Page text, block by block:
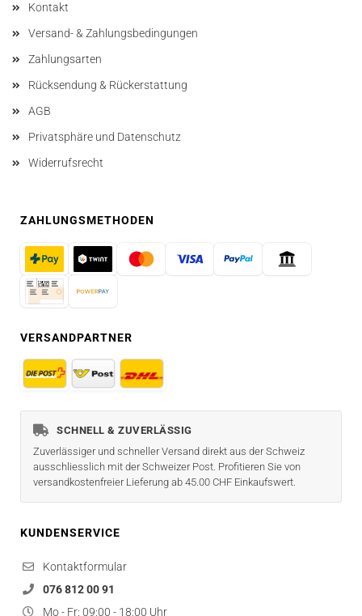
Kontakt
Versand- & Zahlungsbedingungen
Zahlungsarten
Rücksendung & Rückerstattung
AGB
Privatsphäre und Datenschutz
Widerrufsrecht
ZAHLUNGSMETHODEN
VERSANDPARTNER
SCHNELL & ZUVERLÄSSIG
Zuverlässiger und schneller Versand direkt aus der Schweiz
ausschliesslich mit der Schweizer Post. Profitieren Sie von
versandkostenfreier Lieferung ab 45.00 CHF Einkaufswert.
KUNDENSERVICE
Kontaktformular
076 812 00 91
Mo - Fr: 09:00 - 18:00 Uhr